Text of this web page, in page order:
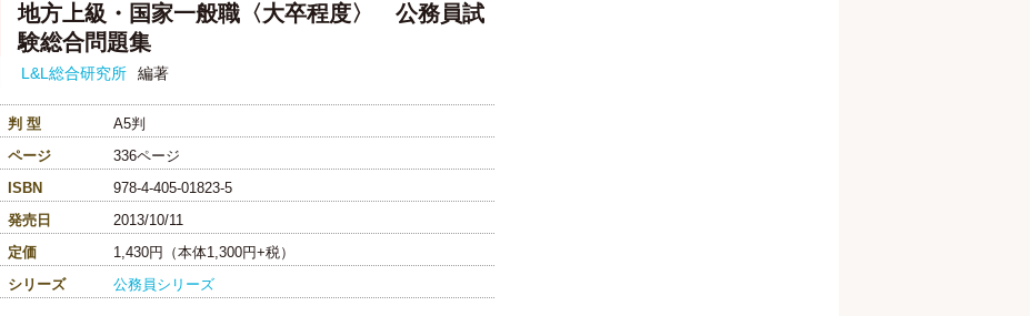
地方上級・国家一般職〈大卒程度〉 公務員試
験総合問題集
L&L総合研究所 編著
判 型
A5判
ページ
336ページ
ISBN
978-4-405-01823-5
発売日
2013/10/11
定価
1,430円（本体1,300円+税）
シリーズ
公務員シリーズ